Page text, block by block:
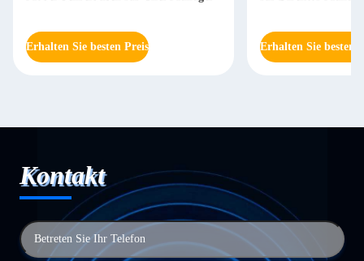
Erhalten Sie besten Preis Erhalten Sie besten
Kontakt